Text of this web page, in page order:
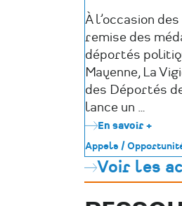
À l’occasion
remise des
déportés
Mayenne, La
des Déportés
lance un …
En savoir +
à
Appels /
Voir les